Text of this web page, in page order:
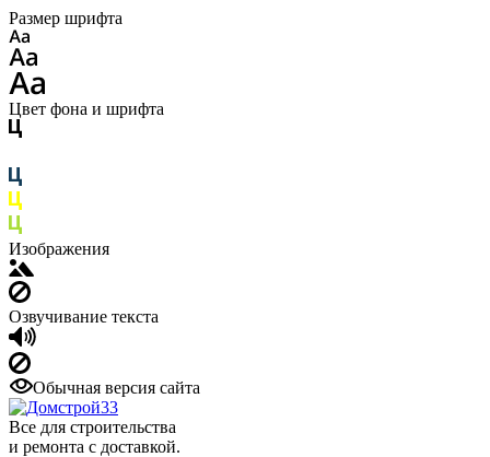
Размер шрифта
Цвет фона и шрифта
Изображения
Озвучивание текста
Обычная версия сайта
Все для строительства
и ремонта с доставкой.